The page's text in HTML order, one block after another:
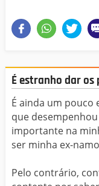
É estranho dar
É ainda um pouco
que
importante na
ser minha ex-
Pelo contrário,